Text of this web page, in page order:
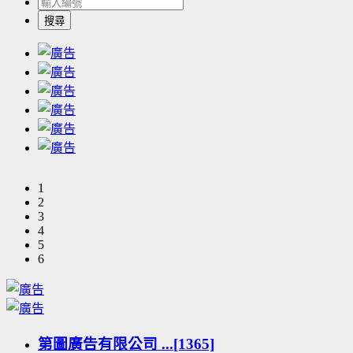
搜尋
1
2
3
4
5
6
第圖廣告有限公司 ...[1365]